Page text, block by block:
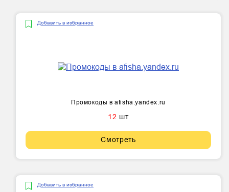
Добавить в избранное
Промокоды в afisha.yandex.ru
12 шт
Смотреть
Добавить в избранное